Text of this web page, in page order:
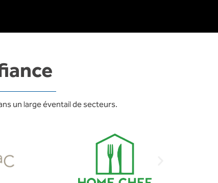
un large éventail de secteurs.